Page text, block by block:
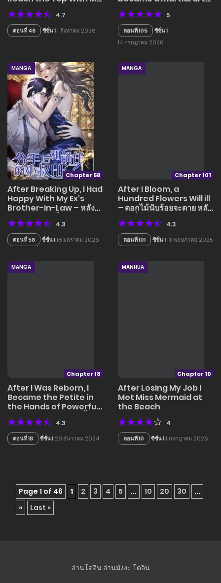
Divergent Cheats
4.7
ตอนที่ 46 ซีซั่น 11 สิงหาคม 2026
master
5
ตอนที่ 105
ซีซั่น 1
14 กรกฎาคม 2026
Chapter 58
MANGA
After Breaking Up, I Had
Happy With My Ex’s
Brother-in-Law – หลัง
จากเลิกรา ฉันก็มีความสุข
กับคุณพี่เขย
4.3
ตอนที่ 58 ซี่ซั่น 118 มกราคม 2026
Chapter 101
MANGA
After I Bloom, a
Hundred Flowers Will ill
– ดอกไม้นับร้อยจะตาย หลัง
จากที่ข้าเบ่งบาน
4.3
ตอนที่ 101 ซีซั่น 113 พฤษภาคม 2025
Chapter 18
MANGA
After I Was Reborn, I
Became the Petite in
the Hands of Powerful
Ministers – เกิดใหม่ทั้งที
ดันเป็นคนโปรดของเสนาบดี
ซะงั้น
4.3
ตอนที่ 18 ซี่ซั่น 1 28 ธันวาคม 2024
Chapter 10
MANHUA
After Losing My Job I
Met Miss Mermaid at
the Beach
4
ตอนที่ 10 ซีซั่น 11 กรกฎาคม 2026
Page 1 of 46 1 2 3 4 5 ... 10 20 30
...
»
Last »
อ่านโดจิน อ่านมังงะ โดจิน